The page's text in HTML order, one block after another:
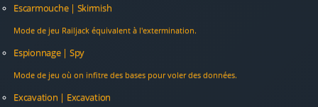
Escarmouche | Skirmish
Mode de jeu Railjack équivalent à l'extermination.
Espionnage | Spy
Mode de jeu où on infitre des bases pour voler des données.
Excavation | Excavation